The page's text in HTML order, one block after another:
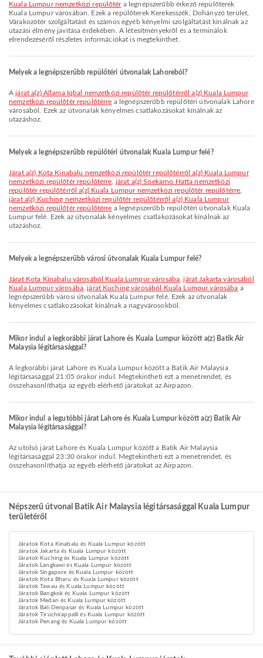
Kuala Lumpur nemzetközi repülőtéra legnépszerűbb érkező repülőterek
Kuala Lumpur városában. Ezek a repülőterek Kerekesszék, Dohányzó terület,
Várakozótér szolgáltatást és számos egyéb kényelmi szolgáltatást kínálnak az
utazási élmény javítása érdekében. A létesítményekről és a terminálok
elrendezéséről részletes információkat is megtekinthet.
Melyek a legnépszerűbb repülőtéri útvonalak Lahoreból?
Ajárat a(z) Allama Iqbal nemzetközi repülőtér repülőtérről a(z) Kuala Lumpur
nemzetközi repülőtér repülőtérre a legnépszerűbb repülőtéri útvonalak Lahore
városából. Ezek az útvonalak kényelmes csatlakozásokat kínálnak az
utazáshoz.
Melyek a legnépszerűbb repülőtéri útvonalak Kuala Lumpur felé?
járat a(z) Kota Kinabalu nemzetközi repülőtér repülőtérről a(z) Kuala Lumpur
nemzetközi repülőtér repülőtérre járat a(z) Soekarno Hatta nemzetközi
repülőtér repülőtérről a(z) Kuala Lumpur nemzetközi repülőtér repülőtérre
járat a(z) Kuching nemzetközi repülőtér repülőtérről a(z) Kuala Lumpur
nemzetközi repülőtér repülőtérre a legnépszerűbb repülőtéri útvonalak Kuala
Lumpur felé. Ezek az útvonalak kényelmes csatlakozásokat kínálnak az
utazáshoz.
Melyek a legnépszerűbb városi útvonalak Kuala Lumpur felé?
járat Kota Kinabalu városából Kuala Lumpur városába ,járat Jakarta városából
Kuala Lumpur városába,járat Kuching városából Kuala Lumpur városába a
legnépszerűbb városi útvonalak Kuala Lumpur felé. Ezek az útvonalak
kényelmes csatlakozásokat kínálnak a nagyvárosokból.
Mikor indul a legkorábbi járat Lahore és Kuala Lumpur között a(z) Batik Air
Malaysia légitársasággal?
A legkorábbi járat Lahore és Kuala Lumpur között a Batik Air Malaysia
légitársasággal 21:05 órakor indul. Megtekintheti ezt a menetrendet, és
összehasonlíthatja az egyéb elérhető járatokat az Airpazon.
Mikor indul a legutóbbi járat Lahore és Kuala Lumpur között a(z) Batik Air
Malaysia légitársasággal?
Az utolsó járat Lahore és Kuala Lumpur között a Batik Air Malaysia
légitársasággal 23:30 órakor indul. Megtekintheti ezt a menetrendet, és
összehasonlíthatja az egyéb elérhető járatokat az Airpazon.
Népszerű útvonal Batik Air Malaysia légitársasággal Kuala Lumpur
területéről
Járatok Kota Kinabalu és Kuala Lumpur között
Járatok Jakarta és Kuala Lumpur között
Járatok Kuching és Kuala Lumpur között
Járatok Langkawi és Kuala Lumpur között
Járatok Singapore és Kuala Lumpur között
Járatok Kota Bharu és Kuala Lumpur között
Járatok Tawau és Kuala Lumpur között
Járatok Bangkok és Kuala Lumpur között
Járatok Medan és Kuala Lumpur között
Járatok Bali Denpasar és Kuala Lumpur között
Járatok Tiruchirappalli és Kuala Lumpur között
Járatok Penang és Kuala Lumpur között